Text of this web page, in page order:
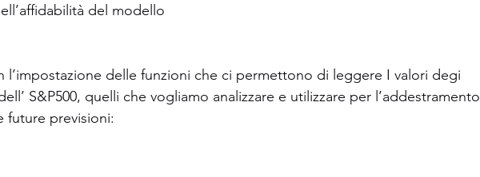
del modello
l’impostazione delle funzioni che ci permettono di leggere I valori degi
S&P500, quelli che vogliamo analizzare e utilizzare per l’addestramento
future previsioni: